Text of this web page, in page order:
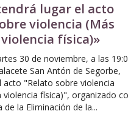
lugar el acto
violencia (Más
física)»
30 de noviembre, a las
San Antón de Segorbe,
acto "Relato sobre violencia
violencia física)", organizado
la Eliminación de la...